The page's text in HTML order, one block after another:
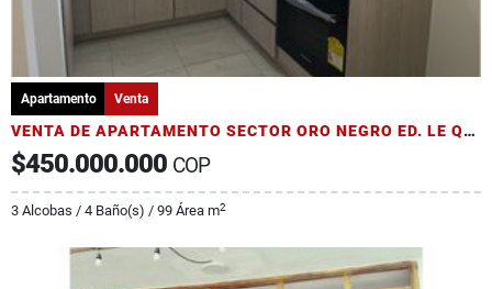
Apartamento Venta
VENTA DE APARTAMENTO SECTOR ORO NEGRO ED. LE QUARTIER.
$450.000.000 COP
3 Alcobas / 4 Baño(s) / 99 Área m2